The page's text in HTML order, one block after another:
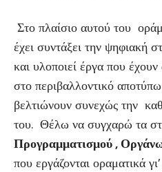
Στο πλαίσιο αυτού του
έχει συντάξει την ψηφιακή
και υλοποιεί έργα που
στο περιβαλλοντικό
βελτιώνουν συνεχώς την
του. Θέλω να συγχαρώ τα
Προγραμματισμού ,
που εργάζονται οραματικά